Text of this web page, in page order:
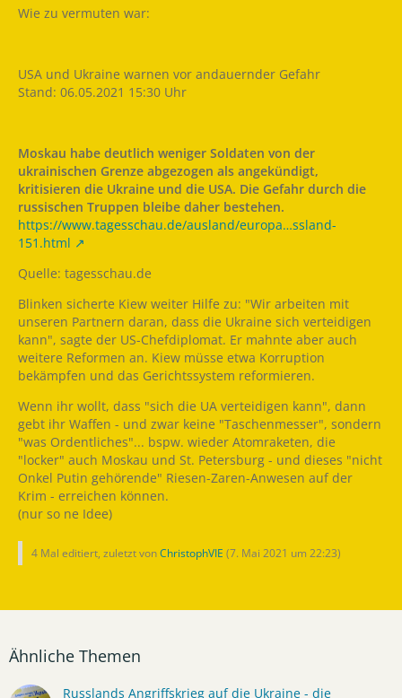
Wie zu vermuten war:
USA und Ukraine warnen vor andauernder Gefahr
Stand: 06.05.2021 15:30 Uhr
Moskau habe deutlich weniger Soldaten von der
ukrainischen Grenze abgezogen als angekündigt,
kritisieren die Ukraine und die USA. Die Gefahr durch die
russischen Truppen bleibe daher bestehen.
https://www.tagesschau.de/ausland/europa…ssland-
151.html
Quelle: tagesschau.de
Blinken sicherte Kiew weiter Hilfe zu: "Wir arbeiten mit
unseren Partnern daran, dass die Ukraine sich verteidigen
kann", sagte der US-Chefdiplomat. Er mahnte aber auch
weitere Reformen an. Kiew müsse etwa Korruption
bekämpfen und das Gerichtssystem reformieren.
Wenn ihr wollt, dass "sich die UA verteidigen kann", dann
gebt ihr Waffen - und zwar keine "Taschenmesser", sondern
"was Ordentliches"... bspw. wieder Atomraketen, die
"locker" auch Moskau und St. Petersburg - und dieses "nicht
Onkel Putin gehörende" Riesen-Zaren-Anwesen auf der
Krim - erreichen können.
(nur so ne Idee)
4 Mal editiert, zuletzt vonChristophVIE (7. Mai 2021 um 22:23)
Ähnliche Themen
Russlands Angriffskrieg auf die Ukraine - die